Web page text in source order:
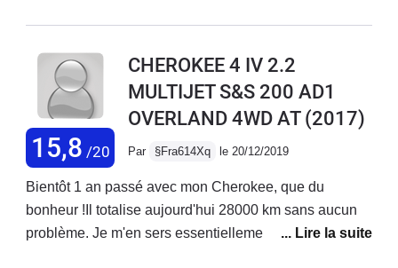
de couleur "Light Brownstone" (beige/doré métallisé)
équipements sont pléthoriques, le confort et la tenue
de route au top !!Une sono d'excellente qualité.Le
confort est royal, la qualité de conduite est
exceptionnelle avec un bon amortissement, une bonne
insonorisation, une boîte auto allemande ZF
Friedrichshafen 9 rapports (idem Range Rover
Evoque) au top et un moteur italien Fiat MultiJet 2.2 de
200 chevaux très puissant et coupleux qui permet
15,8 /20
CHEROKEE 4 IV 2.2
MULTIJET S&S 200 AD1
OVERLAND 4WD AT(2017)
Par §Fra614Xq le 20/12/2019
Bientôt 1 an passé avec mon Cherokee, que du
bonheur !Il totalise aujourd'hui 28000 km sans aucun
problème. Je m'en sers essentiellement pour tracter un